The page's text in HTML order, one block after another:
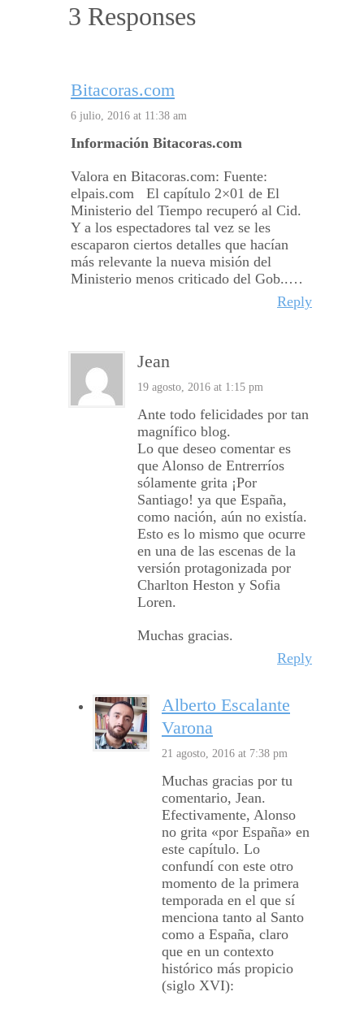
3 Responses
Bitacoras.com
6 julio, 2016 at 11:38 am
Información Bitacoras.com
Valora en Bitacoras.com: Fuente:
elpais.com El capítulo 2×01 de El
Ministerio del Tiempo recuperó al Cid.
Y a los espectadores tal vez se les
escaparon ciertos detalles que hacían
más relevante la nueva misión del
Ministerio menos criticado del Gob..…
Reply
Jean
19 agosto, 2016 at 1:15 pm
Ante todo felicidades por tan
magnífico blog.
Lo que deseo comentar es
que Alonso de Entrerríos
sólamente grita ¡Por
Santiago! ya que España,
como nación, aún no existía.
Esto es lo mismo que ocurre
en una de las escenas de la
versión protagonizada por
Charlton Heston y Sofia
Loren.
Muchas gracias.
Reply
Alberto Escalante
Varona
21 agosto, 2016 at 7:38 pm
Muchas gracias por tu
comentario, Jean.
Efectivamente, Alonso
no grita «por España» en
este capítulo. Lo
confundí con este otro
momento de la primera
temporada en el que sí
menciona tanto al Santo
como a España, claro
que en un contexto
histórico más propicio
(siglo XVI):